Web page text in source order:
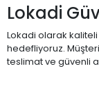
Lokadi
Lokadi olarak
hedefliyoruz.
teslimat ve güvenli